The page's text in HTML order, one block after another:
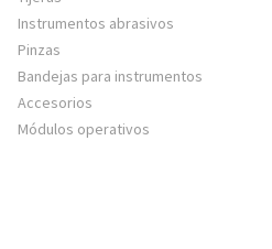
Instrumentos abrasivos
Pinzas
Bandejas para instrumentos
Accesorios
Módulos operativos